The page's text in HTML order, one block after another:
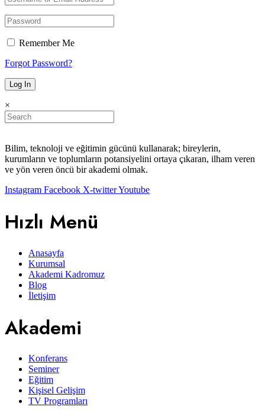
Remember Me
Forgot Password?
×
Bilim, teknoloji ve eğitimin gücünü kullanarak; bireylerin,
kurumların ve toplumların potansiyelini ortaya çıkaran, ilham veren
ve yön veren öncü bir akademi olmak.
Instagram Facebook X-twitterYoutube
Hızlı Menü
Anasayfa
Kurumsal
Akademi Kadromuz
Blog
İletişim
Akademi
Konferans
Seminer
Eğitim
Kişisel Gelişim
TV Programları